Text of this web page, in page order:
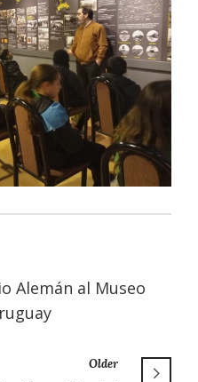
Alemán al Museo
Older